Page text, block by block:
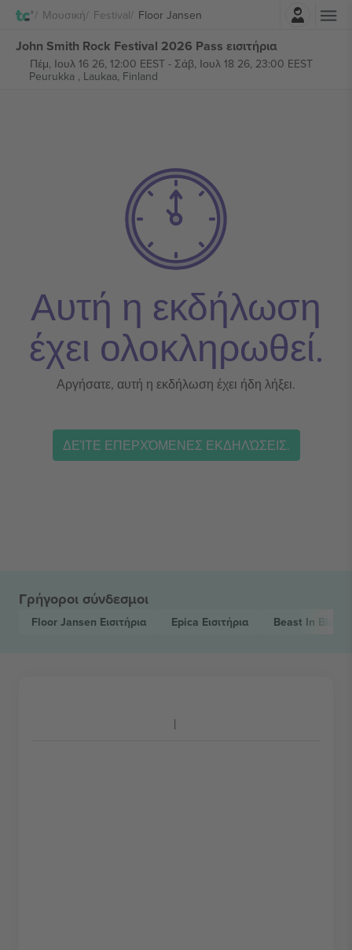
Μουσική Festival Floor JansenΣύνδεση
John Smith Rock Festival 2026 Pass εισιτήρια
Πέμ, Ιουλ 16 26, 12:00 EEST- Σάβ, Ιουλ 18 26, 23:00 EEST
Peurukka , Laukaa, Finland
Αυτή η εκδήλωση
έχει ολοκληρωθεί.
Αργήσατε, αυτή η εκδήλωση έχει ήδη λήξει.
ΔΕΊΤΕ ΕΠΕΡΧΌΜΕΝΕΣ ΕΚΔΗΛΏΣΕΙΣ.
Γρήγοροι σύνδεσμοι
Floor Jansen Εισιτήρια Epica Εισιτήρια Beast In Black